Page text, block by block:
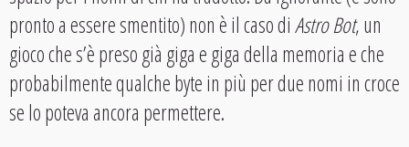
pronto a essere smentito) non è il caso diAstro Bot, un
gioco che s’è preso già giga e giga della memoria e che
probabilmente qualche byte in più per due nomi in croce
se lo poteva ancora permettere.